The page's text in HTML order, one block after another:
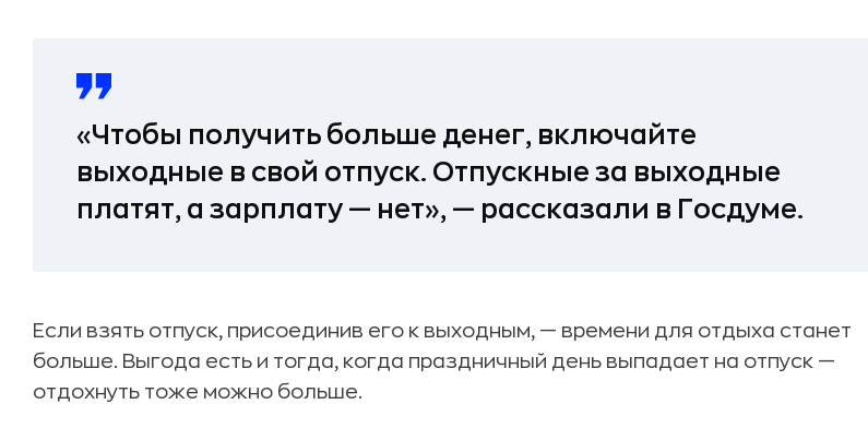
«Чтобы получить больше денег, включайте
выходные в свой отпуск. Отпускные за выходные
платят, а зарплату — нет», — рассказали в Госдуме.
Если взять отпуск, присоединив его к выходным, — времени для отдыха станет
больше. Выгода есть и тогда, когда праздничный день выпадает на отпуск —
отдохнуть тоже можно больше.